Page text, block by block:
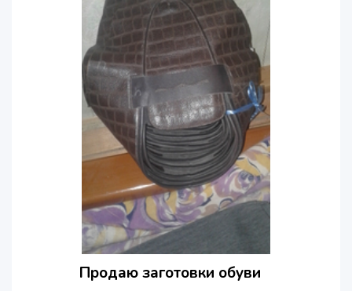
Продаю заготовки обуви